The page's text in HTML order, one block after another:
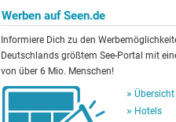
Werben auf Seen.de
Informiere Dich zu den
Deutschlands größtem See-Portal mit
von über 6 Mio. Menschen!
Übersicht
Hotels